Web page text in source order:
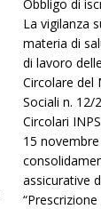
Obbligo di
La vigilanza
materia di
di lavoro
Circolare del
Sociali n. 12/
Circolari
15
assicurative